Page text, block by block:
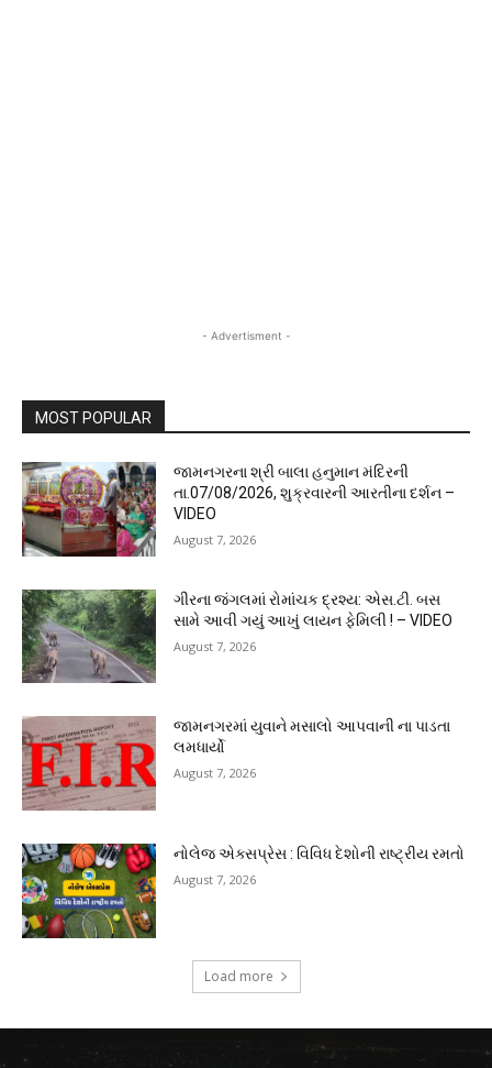
- Advertisment -
MOST POPULAR
જામનગરના શ્રી બાલા હનુમાન મંદિરની
તા.07/08/2026, શુક્રવારની આરતીના દર્શન –
VIDEO
August 7, 2026
ગીરના જંગલમાં રોમાંચક દ્રશ્ય: એસ.ટી. બસ
સામે આવી ગયું આખું લાયન ફેમિલી ! – VIDEO
August 7, 2026
જામનગરમાં યુવાને મસાલો આપવાની ના પાડતા
લમધાર્યો
August 7, 2026
નોલેજ એક્સપ્રેસ : વિવિધ દેશોની રાષ્ટ્રીય રમતો
August 7, 2026
Load more